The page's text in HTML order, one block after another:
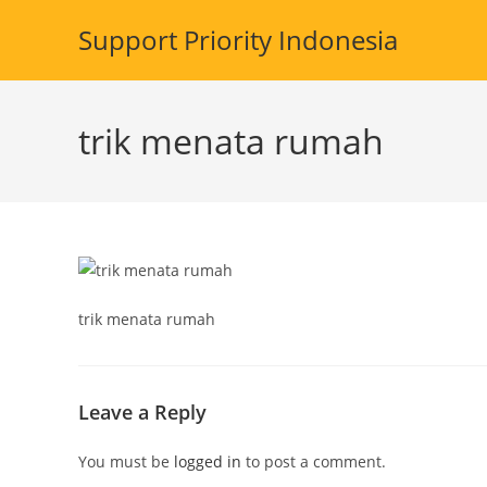
Support Priority Indonesia
trik menata rumah
trik menata rumah
Leave a Reply
You must be logged in to post a comment.